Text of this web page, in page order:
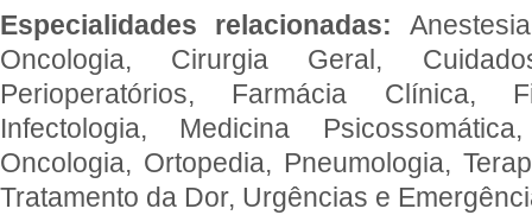
Especialidades relacionadas:
Oncologia, Cirurgia Geral,
Perioperatórios, Farmácia Clínica,
Infectologia, Medicina
Oncologia, Ortopedia, Pneumologia,
Tratamento da Dor, Urgências e